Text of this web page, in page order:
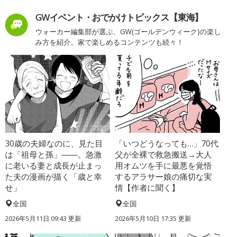
GWイベント・おでかけトピックス【東海】
ウォーカー編集部が選ぶ、GW(ゴールデンウィーク)の楽し
み方を紹介。家で楽しめるコンテンツも続々！
30歳の夫婦なのに、見た目
は「祖母と孫」――。急激
に老いる妻と成長が止まっ
た夫の漫画が描く「歳と幸
せ」
全国
2026年5月11日 09:43 更新
「いつどうなっても…」70代
父が全裸で救急搬送→大人
用オムツを手に最悪を覚悟
するアラサー娘の痛切な実
情【作者に聞く】
全国
2026年5月10日 17:35 更新